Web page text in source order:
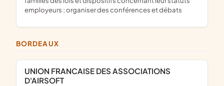
employeurs ; organiser des conférences et débats
BORDEAUX
UNION FRANCAISE DES ASSOCIATIONS
D'AIRSOFT